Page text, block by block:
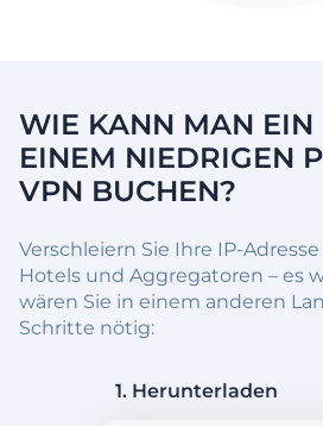
WIE KANN MAN EIN
EINEM NIEDRIGEN
VPN BUCHEN?
Verschleiern Sie Ihre IP-
Hotels und Aggregatoren – es
wären Sie in einem anderen
Schritte nötig:
1. Herunterladen